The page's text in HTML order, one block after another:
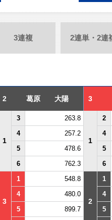
3連複 2連単・2連
2 葛原 大陽 3
1
3 263.8
1
2
4 257.2
4
5 478.6
5
6 762.3 6
3
1 548.8
2
1
4 480.0
4
5 899.7
5